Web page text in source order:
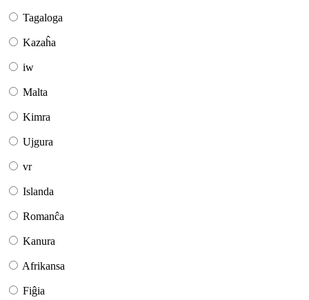
Tagaloga
Kazaĥa
iw
Malta
Kimra
Ujgura
vr
Islanda
Romanĉa
Kanura
Afrikansa
Fiĝia